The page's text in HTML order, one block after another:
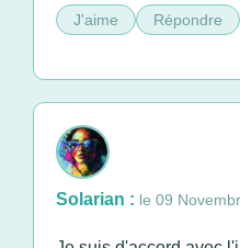
J'aime Répondre
Solarian : le 09